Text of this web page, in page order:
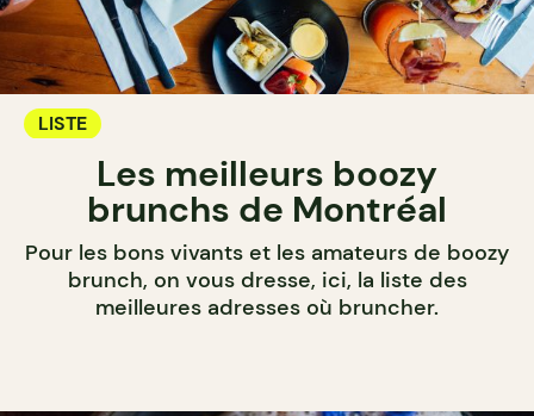
LISTE
Les meilleurs boozy
brunchs de Montréal
Pour les bons vivants et les amateurs de boozy
brunch, on vous dresse, ici, la liste des
meilleures adresses où bruncher.